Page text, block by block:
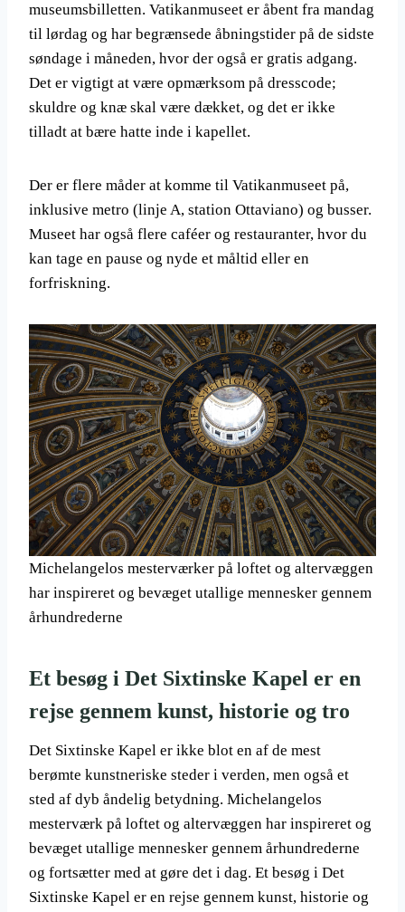
museumsbilletten. Vatikanmuseet er åbent fra mandag
til lørdag og har begrænsede åbningstider på de sidste
søndage i måneden, hvor der også er gratis adgang.
Det er vigtigt at være opmærksom på dresscode;
skuldre og knæ skal være dækket, og det er ikke
tilladt at bære hatte inde i kapellet.
Der er flere måder at komme til Vatikanmuseet på,
inklusive metro (linje A, station Ottaviano) og busser.
Museet har også flere caféer og restauranter, hvor du
kan tage en pause og nyde et måltid eller en
forfriskning.
Michelangelos mesterværker på loftet og altervæggen
har inspireret og bevæget utallige mennesker gennem
århundrederne
Et besøg i Det Sixtinske Kapel er en
rejse gennem kunst, historie og tro
Det Sixtinske Kapel er ikke blot en af de mest
berømte kunstneriske steder i verden, men også et
sted af dyb åndelig betydning. Michelangelos
mesterværk på loftet og altervæggen har inspireret og
bevæget utallige mennesker gennem århundrederne
og fortsætter med at gøre det i dag. Et besøg i Det
Sixtinske Kapel er en rejse gennem kunst, historie og